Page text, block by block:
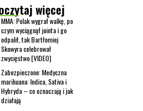
więcej
MMA: Polak wygrał walkę, po
czym wyciągnął jointa i go
odpalił, tak Bartłomiej
Skowyra celebrował
zwycięstwo [VIDEO]
Zabezpieczone: Medyczna
marihuana: Indica, Sativa i
Hybryda – co oznaczają i jak
działają